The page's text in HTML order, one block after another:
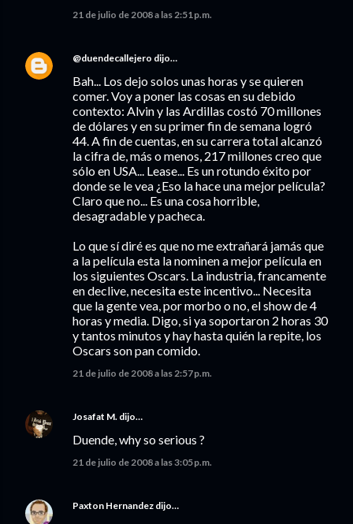
21 de julio de 2008 a las 2:51 p.m.
@duendecallejero dijo…
Bah... Los dejo solos unas horas y se quieren
comer. Voy a poner las cosas en su debido
contexto: Alvin y las Ardillas costó 70 millones
de dólares y en su primer fin de semana logró
44. A fin de cuentas, en su carrera total alcanzó
la cifra de, más o menos, 217 millones creo que
sólo en USA... Lease... Es un rotundo éxito por
donde se le vea ¿Eso la hace una mejor película?
Claro que no... Es una cosa horrible,
desagradable y pacheca.
Lo que sí diré es que no me extrañará jamás que
a la película esta la nominen a mejor película en
los siguientes Oscars. La industria, francamente
en declive, necesita este incentivo... Necesita
que la gente vea, por morbo o no, el show de 4
horas y media. Digo, si ya soportaron 2 horas 30
y tantos minutos y hay hasta quién la repite, los
Oscars son pan comido.
21 de julio de 2008 a las 2:57 p.m.
Josafat M. dijo…
Duende, why so serious ?
21 de julio de 2008 a las 3:05 p.m.
Paxton Hernandez dijo…